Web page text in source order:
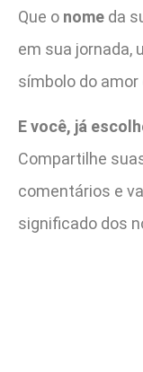
Que o nome da
em sua jornada,
símbolo do
E você, já
Compartilhe
comentários e
significado dos